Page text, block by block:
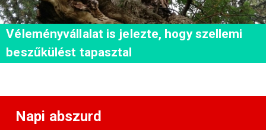
Véleményvállalat is jelezte, hogy szellemi
beszűkülést tapasztal
Napi abszurd